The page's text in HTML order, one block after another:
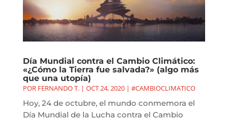
Día Mundial contra el Cambio Climático:
«¿Cómo la Tierra fue salvada?» (algo más
que una utopía)
POR FERNANDO T.| OCT 24, 2020| #CAMBIOCLIMATICO
Hoy, 24 de octubre, el mundo conmemora el
Día Mundial de la Lucha contra el Cambio